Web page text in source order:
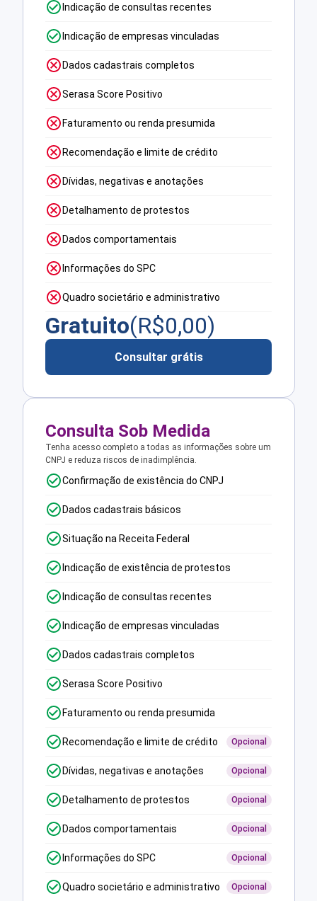
Indicação de consultas recentes
Indicação de empresas vinculadas
Dados cadastrais completos
Serasa Score Positivo
Faturamento ou renda presumida
Recomendação e limite de crédito
Dívidas, negativas e anotações
Detalhamento de protestos
Dados comportamentais
Informações do SPC
Quadro societário e administrativo
Gratuito(R$0,00)
Consultar grátis
Consulta Sob Medida
Tenha acesso completo a todas as informações sobre um
CNPJ e reduza riscos de inadimplência.
Confirmação de existência do CNPJ
Dados cadastrais básicos
Situação na Receita Federal
Indicação de existência de protestos
Indicação de consultas recentes
Indicação de empresas vinculadas
Dados cadastrais completos
Serasa Score Positivo
Faturamento ou renda presumida
Recomendação e limite de crédito Opcional
Dívidas, negativas e anotações Opcional
Detalhamento de protestos Opcional
Dados comportamentais Opcional
Informações do SPC Opcional
Quadro societário e administrativo Opcional